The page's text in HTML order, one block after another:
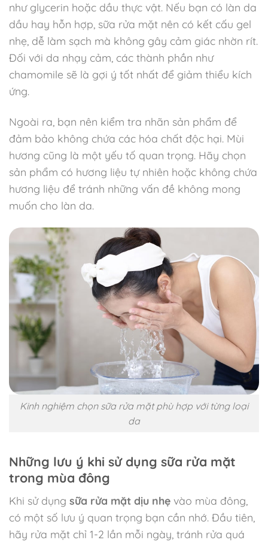
như glycerin hoặc dầu thực vật. Nếu bạn có làn da
dầu hay hỗn hợp, sữa rửa mặt nên có kết cấu gel
nhẹ, dễ làm sạch mà không gây cảm giác nhờn rít.
Đối với da nhạy cảm, các thành phần như
chamomile sẽ là gợi ý tốt nhất để giảm thiểu kích
ứng.
Ngoài ra, bạn nên kiểm tra nhãn sản phẩm để
đảm bảo không chứa các hóa chất độc hại. Mùi
hương cũng là một yếu tố quan trọng. Hãy chọn
sản phẩm có hương liệu tự nhiên hoặc không chứa
hương liệu để tránh những vấn đề không mong
muốn cho làn da.
Kinh nghiệm chọn sữa rửa mặt phù hợp với từng loại
da
Những lưu ý khi sử dụng sữa rửa mặt
trong mùa đông
Khi sử dụng sữa rửa mặt dịu nhẹ vào mùa đông,
có một số lưu ý quan trọng bạn cần nhớ. Đầu tiên,
hãy rửa mặt chỉ 1-2 lần mỗi ngày, tránh rửa quá